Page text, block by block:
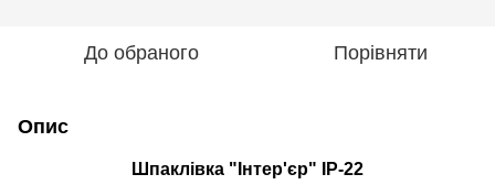
До обраного Порівняти
Опис
Шпаклівка "Інтер'єр" ІР-22